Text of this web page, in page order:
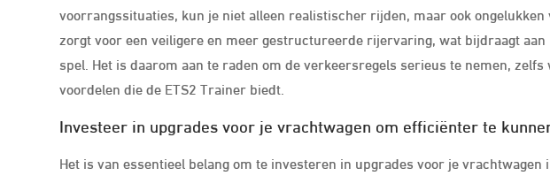
voorrangssituaties, kun je niet alleen realistischer rijden, maar ook
zorgt voor een veiligere en meer gestructureerde rijervaring, wat bijdraagt
spel. Het is daarom aan te raden om de verkeersregels serieus te nemen,
voordelen die de ETS2 Trainer biedt.
Investeer in upgrades voor je vrachtwagen om efficiënter te
Het is van essentieel belang om te investeren in upgrades voor je